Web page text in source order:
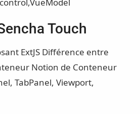
VueModel
Touch
ExtJS Différence entre
Notion de Conteneur
TabPanel, Viewport,